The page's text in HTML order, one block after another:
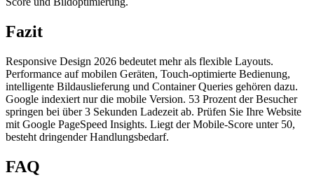
Fazit
Responsive Design 2026 bedeutet mehr als flexible Layouts.
Performance auf mobilen Geräten, Touch-optimierte Bedienung,
intelligente Bildauslieferung und Container Queries gehören dazu.
Google indexiert nur die mobile Version. 53 Prozent der Besucher
springen bei über 3 Sekunden Ladezeit ab. Prüfen Sie Ihre Website
mit Google PageSpeed Insights. Liegt der Mobile-Score unter 50,
besteht dringender Handlungsbedarf.
FAQ